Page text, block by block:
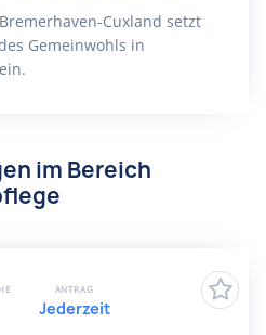
Cuxland setzt
Gemeinwohls in
im Bereich
ANTRAG
Jederzeit